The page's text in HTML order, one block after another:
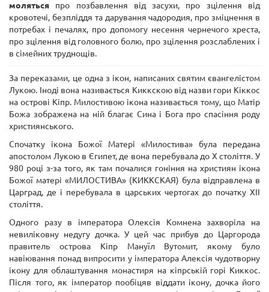
моляться про позбавлення від засухи, про зцілення від
кровотечі, безпліддя та дарування чадородия, про зміцнення в
потребах і печалях, про допомогу несення чернечого хреста,
про зцілення від головного болю, про зцілення розслаблених і
в сімейних труднощів.
За переказами, це одна з ікон, написаних святим євангелістом
Лукою. Іноді вона називається Киккскою від назви гори Кіккос
на острові Кіпр. Милостивою ікона називається тому, що Матір
Божа зображена на ній благає Сина і Бога про спасіння роду
християнського.
Спочатку ікона Божої Матері «Милостива» була передана
апостолом Лукою в Єгипет, де вона перебувала до X століття. У
980 році з-за того, як там почалися гоніння на християн ікона
Божої матері «МИЛОСТИВА» (КИККСКАЯ) була відправлена в
Царград, де і перебувала в царських чертогах до початку XII
століття.
Одного разу в імператора Олексія Комнена захворіла на
невиліковну недугу дочка. У цей час прибув до Царгорода
правитель острова Кіпр Мануїл Вутомит, якому було
навіювання понад випросити у імператора Алексія чудотворну
ікону для облаштування монастиря на кіпрській горі Киккос.
Після того, як імператор пообіцяв віддати ікону, дочка його